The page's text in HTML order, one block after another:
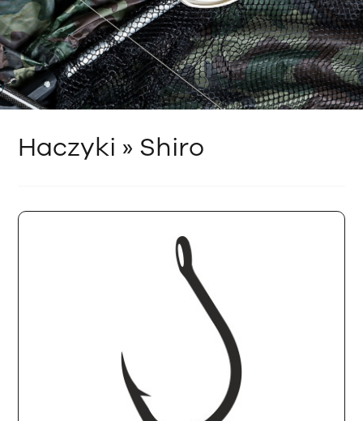
Haczyki » Shiro